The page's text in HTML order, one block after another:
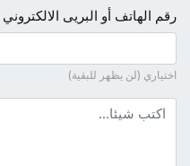
رقم الهاتف أو البريى الالكتروني
اختياري (لن يظهر للبقية)
نص التعليق